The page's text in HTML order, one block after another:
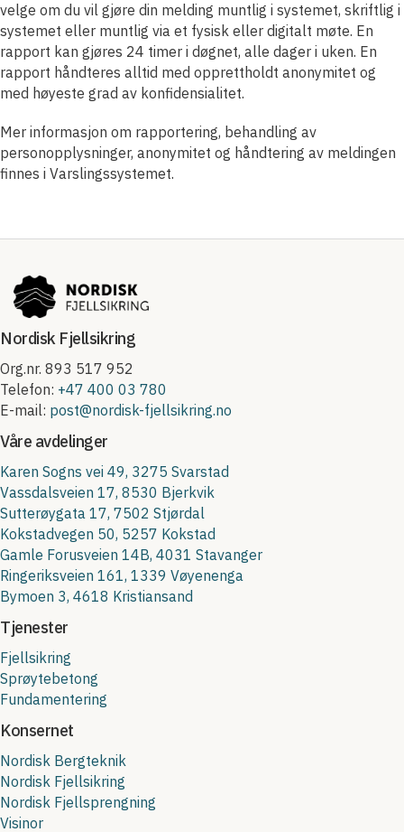
velge om du vil gjøre din melding muntlig i systemet, skriftlig i
systemet eller muntlig via et fysisk eller digitalt møte. En
rapport kan gjøres 24 timer i døgnet, alle dager i uken. En
rapport håndteres alltid med opprettholdt anonymitet og
med høyeste grad av konfidensialitet.
Mer informasjon om rapportering, behandling av
personopplysninger, anonymitet og håndtering av meldingen
finnes i Varslingssystemet.
Nordisk Fjellsikring
Org.nr. 893 517 952
Telefon: +47 400 03 780
E-mail: post@nordisk-fjellsikring.no
Våre avdelinger
Karen Sogns vei 49, 3275 Svarstad
Vassdalsveien 17, 8530 Bjerkvik
Sutterøygata 17, 7502 Stjørdal
Kokstadvegen 50, 5257 Kokstad
Gamle Forusveien 14B, 4031 Stavanger
Ringeriksveien 161, 1339 Vøyenenga
Bymoen 3, 4618 Kristiansand
Tjenester
Fjellsikring
Sprøytebetong
Fundamentering
Konsernet
Nordisk Bergteknik
Nordisk Fjellsikring
Nordisk Fjellsprengning
Visinor